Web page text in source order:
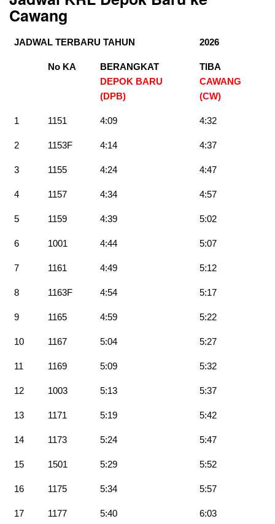
Cawang
JADWAL TERBARU TAHUN 2026
No KA
BERANGKAT
DEPOK BARU
(DPB)
TIBA
CAWANG
(CW)
1 1151 4:09 4:32
2 1153F 4:14 4:37
3 1155 4:24 4:47
4 1157 4:34 4:57
5 1159 4:39 5:02
6 1001 4:44 5:07
7 1161 4:49 5:12
8 1163F 4:54 5:17
9 1165 4:59 5:22
10 1167 5:04 5:27
11 1169 5:09 5:32
12 1003 5:13 5:37
13 1171 5:19 5:42
14 1173 5:24 5:47
15 1501 5:29 5:52
16 1175 5:34 5:57
17 1177 5:40 6:03